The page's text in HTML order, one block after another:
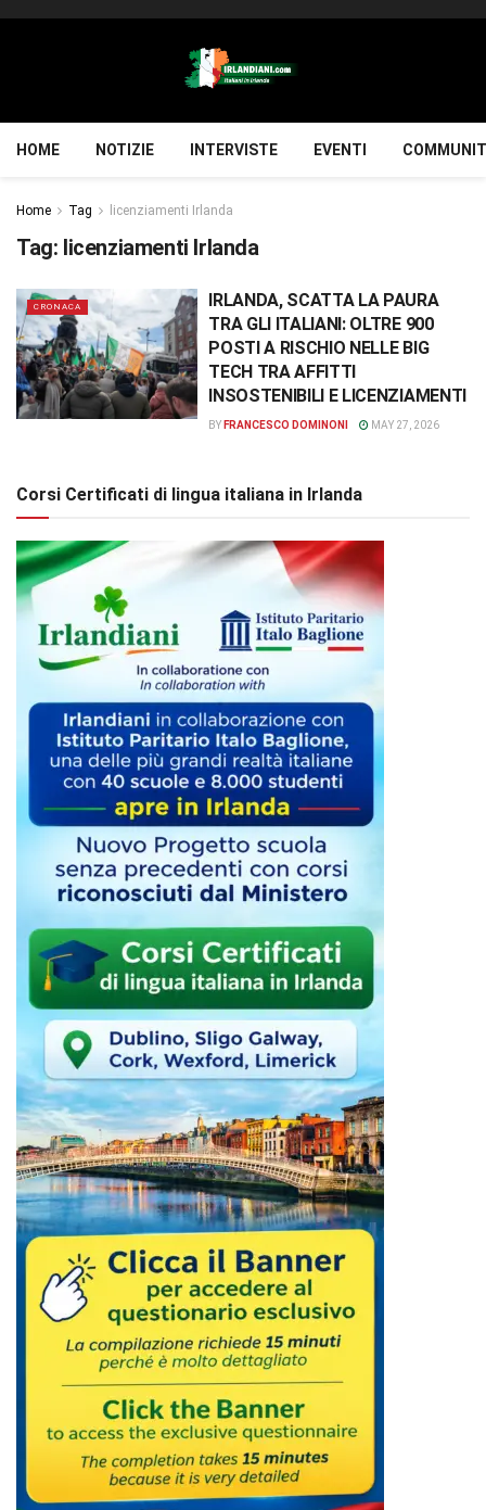
HOME NOTIZIE INTERVISTE EVENTI
Home Tag licenziamenti Irlanda
Tag: licenziamenti Irlanda
CRONACA
IRLANDA, SCATTA LA PAURA
TRA GLI ITALIANI: OLTRE 900
POSTI A RISCHIO NELLE BIG
TECH TRA AFFITTI
INSOSTENIBILI E LICENZIAMENTI
BY FRANCESCO DOMINONI MAY 27, 2026
Corsi Certificati di lingua italiana in Irlanda